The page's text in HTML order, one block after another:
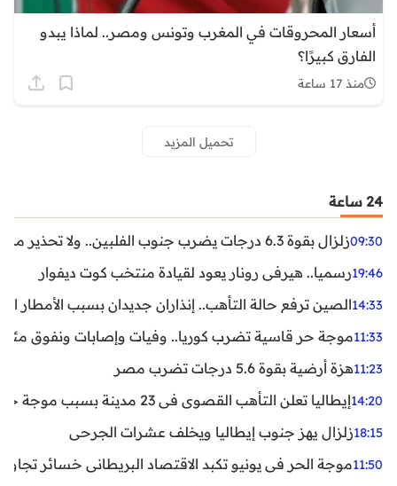
أسعار المحروقات في المغرب وتونس ومصر.. لماذا يبدو
الفارق كبيرًا؟
منذ 17 ساعة
تحميل المزيد
24 ساعة
09:30زلزال بقوة 6.3 درجات يضرب جنوب الفلبين.. ولا تحذير من تسونامي حتى الآن
19:46رسميا.. هيرفي رونار يعود لقيادة منتخب كوت ديفوار
14:33الصين ترفع حالة التأهب.. إنذاران جديدان بسبب الأمطار
11:33موجة حر قاسية تضرب كوريا.. وفيات وإصابات ونفوق مئات
11:23هزة أرضية بقوة 5.6 درجات تضرب مصر
14:20إيطاليا تعلن التأهب القصوى في 23 مدينة بسبب موجة حر شديدة
18:15زلزال يهز جنوب إيطاليا ويخلف عشرات الجرحى
11:50موجة الحر في يونيو تكبد الاقتصاد البريطاني خسائر تجاوزت 1.5 مليار